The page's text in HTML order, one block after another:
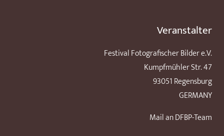
Veranstalter
Festival Fotografischer Bilder e.V.
Kumpfmühler Str. 47
93051 Regensburg
GERMANY
Mail an DFBP-Team